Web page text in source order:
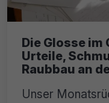
Die Glosse
Urteile,
Raubbau an
Unser